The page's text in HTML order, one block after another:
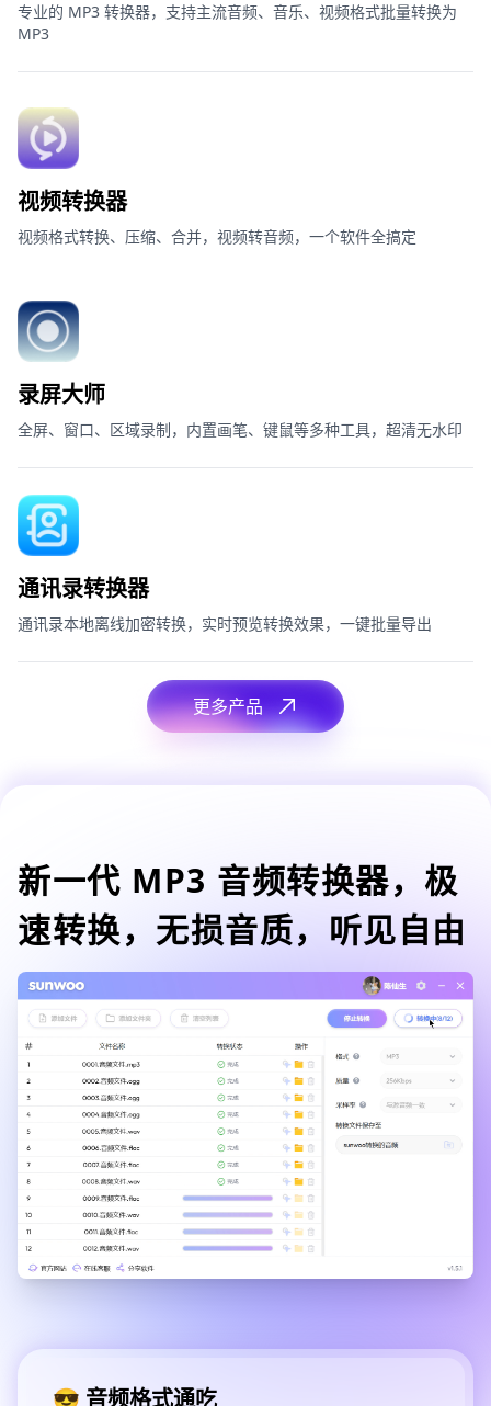
专业的 MP3 转换器，支持主流音频、音乐、视频格式批量转换为
MP3
视频转换器
视频格式转换、压缩、合并，视频转音频，一个软件全搞定
录屏大师
全屏、窗口、区域录制，内置画笔、键鼠等多种工具，超清无水印
通讯录转换器
通讯录本地离线加密转换，实时预览转换效果，一键批量导出
更多产品
新一代 MP3 音频转换器，极
速转换，无损音质，听见自由
😎 音频格式通吃